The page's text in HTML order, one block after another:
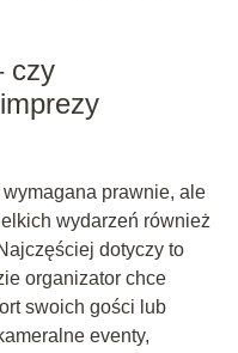
czy
prawnie, ale
wydarzeń również
dotyczy to
organizator chce
swoich gości lub
eventy,